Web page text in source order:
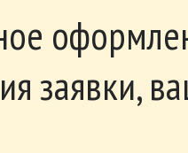
заявки,